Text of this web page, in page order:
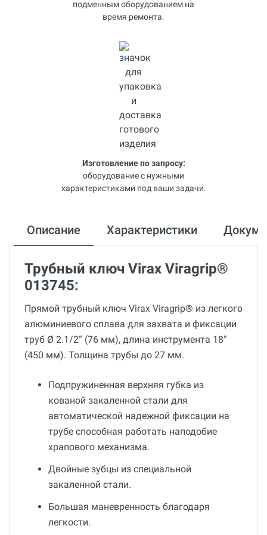
подменным оборудованием на
время ремонта.
Изготовление по запросу:
оборудование с нужными
характеристиками под ваши задачи.
Описание Характеристики
Трубный ключ Virax Viragrip®
013745:
Прямой трубный ключ Virax Viragrip® из легкого
алюминиевого сплава для захвата и фиксации
труб Ø 2.1/2” (76 мм), длина инструмента 18”
(450 мм). Толщина трубы до 27 мм.
Подпружиненная верхняя губка из
кованой закаленной стали для
автоматической надежной фиксации на
трубе способная работать наподобие
храпового механизма.
Двойные зубцы из специальной
закаленной стали.
Большая маневренность благодаря
легкости.